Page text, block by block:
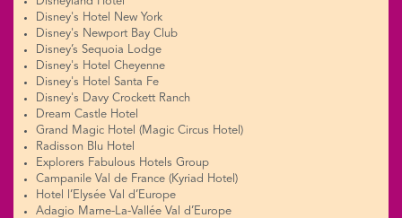
Disney's Hotel New York
Disney's Newport Bay Club
Disney’s Sequoia Lodge
Disney's Hotel Cheyenne
Disney's Hotel Santa Fe
Disney's Davy Crockett Ranch
Dream Castle Hotel
Grand Magic Hotel (Magic Circus Hotel)
Radisson Blu Hotel
Explorers Fabulous Hotels Group
Campanile Val de France (Kyriad Hotel)
Hotel l’Elysée Val d’Europe
Adagio Marne-La-Vallée Val d’Europe